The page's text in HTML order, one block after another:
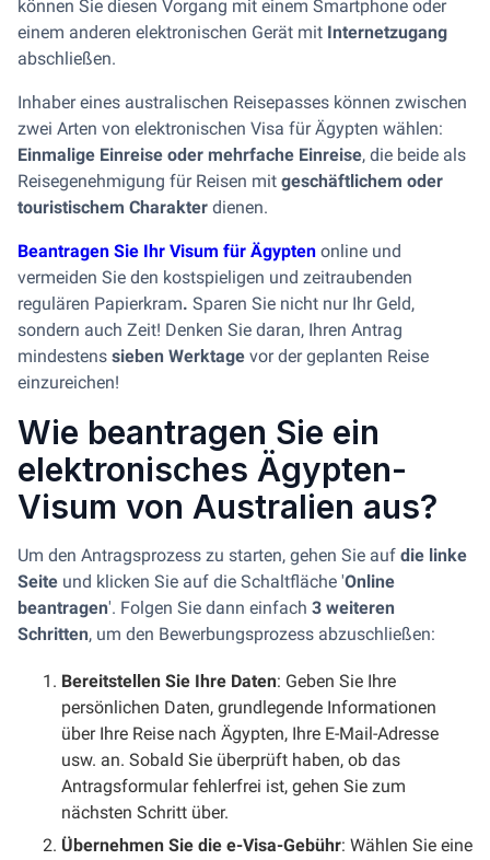
können Sie diesen Vorgang mit einem Smartphone oder
einem anderen elektronischen Gerät mit Internetzugang
abschließen.
Inhaber eines australischen Reisepasses können zwischen
zwei Arten von elektronischen Visa für Ägypten wählen:
Einmalige Einreise oder mehrfache Einreise, die beide als
Reisegenehmigung für Reisen mit geschäftlichem oder
touristischem Charakter dienen.
Beantragen Sie Ihr Visum für Ägypten online und
vermeiden Sie den kostspieligen und zeitraubenden
regulären Papierkram. Sparen Sie nicht nur Ihr Geld,
sondern auch Zeit! Denken Sie daran, Ihren Antrag
mindestens sieben Werktage vor der geplanten Reise
einzureichen!
Wie beantragen Sie ein
elektronisches Ägypten-
Visum von Australien aus?
Um den Antragsprozess zu starten, gehen Sie auf die linke
Seite und klicken Sie auf die Schaltfläche 'Online
beantragen'. Folgen Sie dann einfach 3 weiteren
Schritten, um den Bewerbungsprozess abzuschließen:
Bereitstellen Sie Ihre Daten: Geben Sie Ihre
persönlichen Daten, grundlegende Informationen
über Ihre Reise nach Ägypten, Ihre E-Mail-Adresse
usw. an. Sobald Sie überprüft haben, ob das
Antragsformular fehlerfrei ist, gehen Sie zum
nächsten Schritt über.
Übernehmen Sie die e-Visa-Gebühr: Wählen Sie eine